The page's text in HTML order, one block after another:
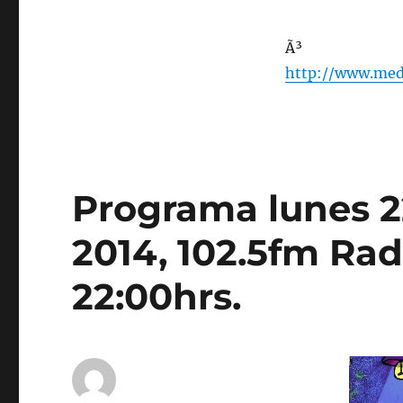
Ã³
http://
Programa lunes
2014, 102.5fm
22:00hrs.